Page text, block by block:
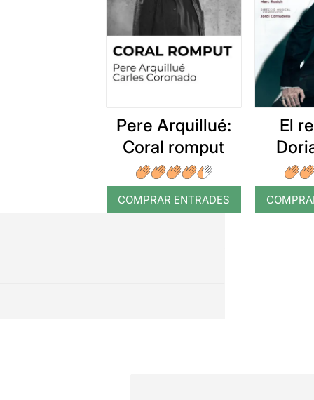
Pere Arquillué:
Coral romput
COMPRAR ENTRADES
El